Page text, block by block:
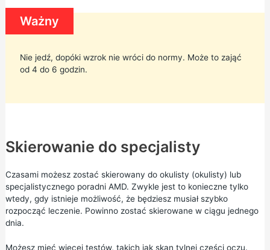
Ważny
Nie jedź, dopóki wzrok nie wróci do normy. Może to zająć
od 4 do 6 godzin.
Skierowanie do specjalisty
Czasami możesz zostać skierowany do okulisty (okulisty) lub
specjalistycznego poradni AMD. Zwykle jest to konieczne tylko
wtedy, gdy istnieje możliwość, że będziesz musiał szybko
rozpocząć leczenie. Powinno zostać skierowane w ciągu jednego
dnia.
Możesz mieć więcej testów, takich jak skan tylnej części oczu.